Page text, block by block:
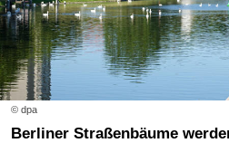
© dpa
Berliner Straßenbäume